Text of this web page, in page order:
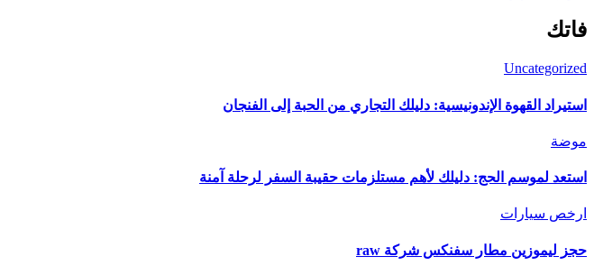
فاتك
Uncategorized
استيراد القهوة الإندونيسية: دليلك التجاري من الحبة إلى الفنجان
موضة
استعد لموسم الحج: دليلك لأهم مستلزمات حقيبة السفر لرحلة آمنة
ارخص سيارات
حجز ليموزين مطار سفنكس شركة raw